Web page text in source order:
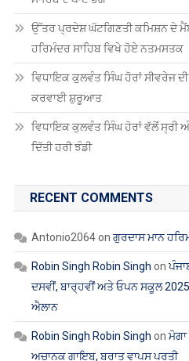
ਉੱਤਰ ਪ੍ਰਦੇਸ਼ ਘੱਟਗਿਣਤੀ ਕਮਿਸ਼ਨ ਦੇ
ਹਰਿਮੰਦਰ ਸਾਹਿਬ ਵਿਖੇ ਹੋਏ ਨਤਮਸਤਕ
ਵਿਧਾਇਕ ਕੁਲਵੰਤ ਸਿੰਘ ਹੋਰਾਂ ਸੀਵਰੇਜ
ਕਰਵਾਈ ਸ਼ੁਰੂਆਤ
ਵਿਧਾਇਕ ਕੁਲਵੰਤ ਸਿੰਘ ਹੋਰਾਂ ਵੱਲੋਂ ਸ੍ਰੀ
ਦਿੱਤੀ ਹਰੀ ਝੰਡੀ
RECENT COMMENTS
Antonio2064 ਗੁਰਦਾਸ ਮਾਨ
Robin Singh Robin Singh
ਦਸਵੀਂ, ਬਾਰ੍ਹਵੀਂ ਅਤੇ ਓਪਨ ਸਕੂਲ
ਐਲਾਨ
Robin Singh Robin Singh
ਅਚਾਨਕ ਗਾਇਬ, ਬਰਾਤ ਵਾਪਸ ਪਰਤੀ